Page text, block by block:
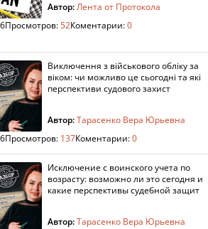
Автор:Лента от Протокола
Просмотров:52Коментарии:0
Виключення з військового обліку за
віком: чи можливо це сьогодні та які
перспективи судового захист
Автор:Тарасенко Вера Юрьевна
Просмотров: 137Коментарии:0
Исключение с воинского учета по
возрасту: возможно ли это сегодня и
какие перспективы судебной защит
Автор:Тарасенко Вера Юрьевна